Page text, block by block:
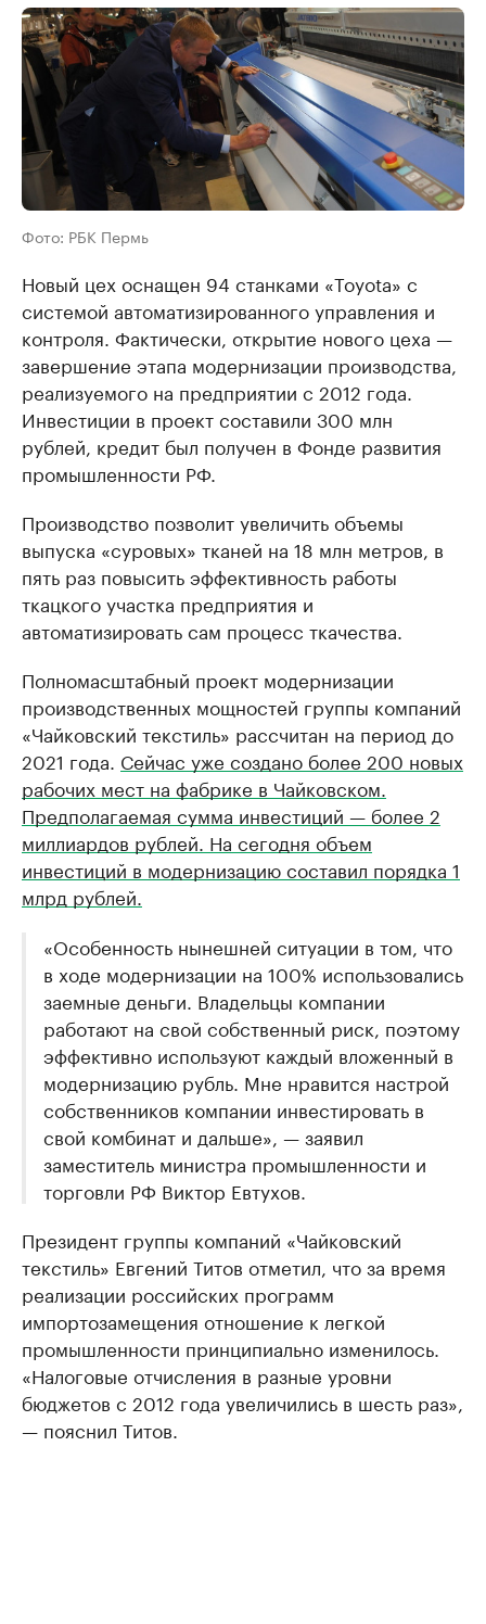
Фото: РБК Пермь
Новый цех оснащен 94 станками «Toyota» с
системой автоматизированного управления и
контроля. Фактически, открытие нового цеха —
завершение этапа модернизации производства,
реализуемого на предприятии с 2012 года.
Инвестиции в проект составили 300 млн
рублей, кредит был получен в Фонде развития
промышленности РФ.
Производство позволит увеличить объемы
выпуска «суровых» тканей на 18 млн метров, в
пять раз повысить эффективность работы
ткацкого участка предприятия и
автоматизировать сам процесс ткачества.
Полномасштабный проект модернизации
производственных мощностей группы компаний
«Чайковский текстиль» рассчитан на период до
2021 года. Сейчас уже создано более 200 новых
рабочих мест на фабрике в Чайковском.
Предполагаемая сумма инвестиций — более 2
миллиардов рублей. На сегодня объем
инвестиций в модернизацию составил порядка 1
млрд рублей.
«Особенность нынешней ситуации в том, что
в ходе модернизации на 100% использовались
заемные деньги. Владельцы компании
работают на свой собственный риск, поэтому
эффективно используют каждый вложенный в
модернизацию рубль. Мне нравится настрой
собственников компании инвестировать в
свой комбинат и дальше», — заявил
заместитель министра промышленности и
торговли РФ Виктор Евтухов.
Президент группы компаний «Чайковский
текстиль» Евгений Титов отметил, что за время
реализации российских программ
импортозамещения отношение к легкой
промышленности принципиально изменилось.
«Налоговые отчисления в разные уровни
бюджетов с 2012 года увеличились в шесть раз»,
— пояснил Титов.